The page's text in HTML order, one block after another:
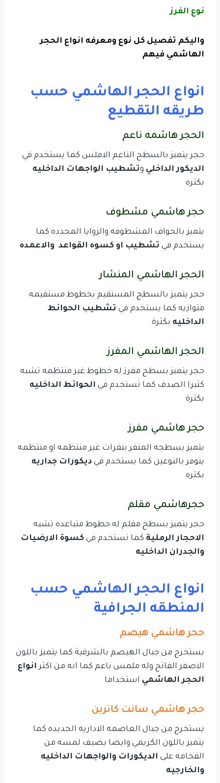
نوع الفرز
واليكم تفصيل كل نوع ومعرفه انواع الحجر
الهاشمي فيهم
انواع الحجر الهاشمي حسب
طريقه التقطيع
الحجر هاشمه ناعم
حجر يتميز بالسطح الناعم الاملس كما يستخدم في
الديكور الداخلي وتشطيب الواجهات الداخليه
بكثره
حجر هاشمي مشطوف
يتميز بالحواف المشطوفه والزوايا المحدده كما
يستخدم في تشطيب او كسوه القواعد والاعمده
الحجر الهاشمي المنشار
حجر يتميز بالسطح المستقيم بخطوط مستقيمه
متوازيه كما يستخدم في تشطيب الحوائط
الداخليه بكثرة
الحجر الهاشمي المفرز
حجر يتميز بسطح مفرز له خطوط غير منتظمه تشبه
كثيرا الصدف كما تستخدم في الحوائط الداخليه
بكثرة
حجر هاشمي مفرز
يتميز بسطحه المنقر بنقرات غير منتظمه او منتظمه
يتوفر بالنوعين كما يستخدم في ديكورات جداريه
بكثره
حجرهاشمي مقلم
حجر يتميز بسطح مقلم له حطوط متباعده تشبه
الاحجار الرملية كما تستخدم في كسوة الارضيات
والجدران الداخليه
انواع الحجر الهاشمي حسب
المنطقه الجرافية
حجر هاشمي هيصم
يستخرج من جبال الهيصم بالشرقية كما يتميز باللون
الاصفر الفاتح وله ملمس ناعم كما انه من اكثرانواع
الحجر الهاشمي استخداما
حجر هاشمي سانت كاترين
يستخرج من جبال العاصمه الاداريه الجديده كما
يتميز باللون الكريمي وايضا يضيف لمسه من
الفخامه على الديكورات والواجهات الداخليه
والخارجيه